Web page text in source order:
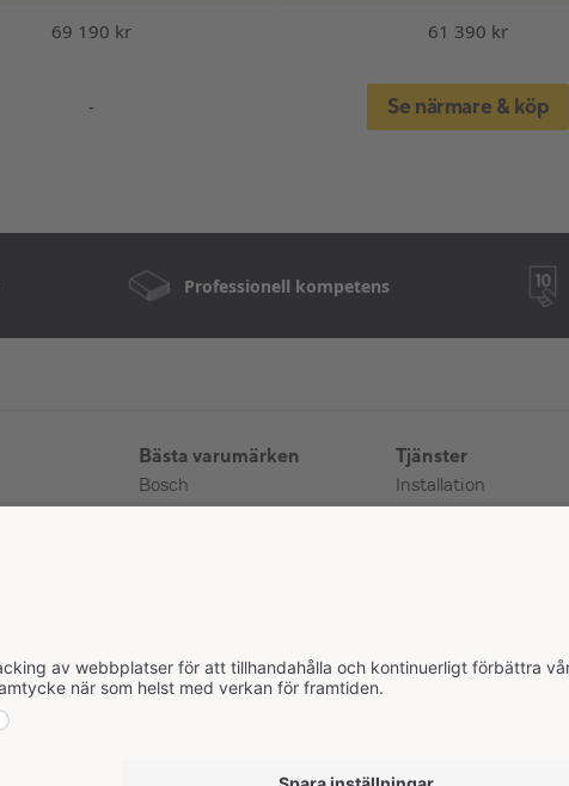
69 190 kr 61 390 kr
-
Se närmare & köp
Professionell kompetens
Bästa varumärken
Bosch
Cooper&Hunter
Tjänster
Installation
Värmepumpguide
Köpevillkor
Cookiepolicy